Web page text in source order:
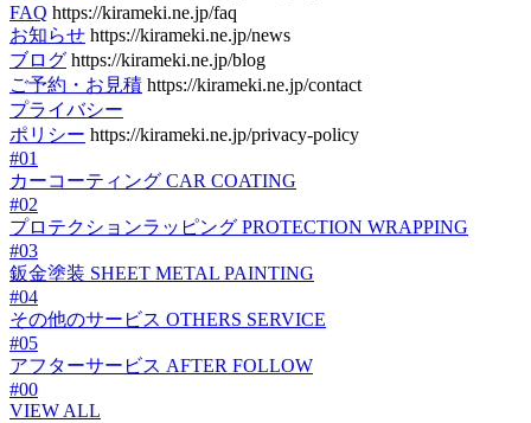
FAQ https://kirameki.ne.jp/faq
お知らせ https://kirameki.ne.jp/news
ブログ https://kirameki.ne.jp/blog
ご予約・お見積 https://kirameki.ne.jp/contact
プライバシー
ポリシー https://kirameki.ne.jp/privacy-policy
#01
カーコーティング CAR COATING
#02
プロテクションラッピング PROTECTION WRAPPING
#03
鈑金塗装 SHEET METAL PAINTING
#04
その他のサービス OTHERS SERVICE
#05
アフターサービス AFTER FOLLOW
#00
VIEW ALL